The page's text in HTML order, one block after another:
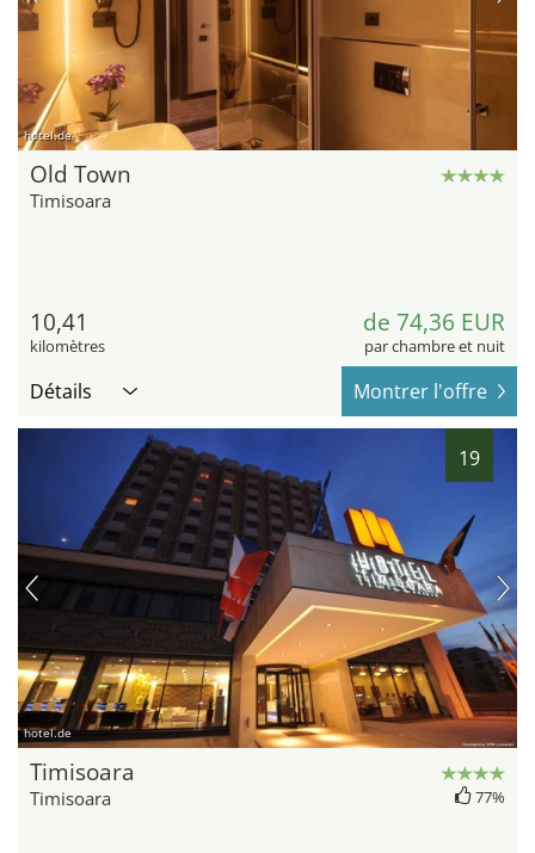
hotel.de
Old Town
Timisoara
10,41
kilomètres
de 74,36 EUR
par chambre et nuit
Détails Montrer l'offre
19
hotel.de
Timisoara
Timisoara 77%